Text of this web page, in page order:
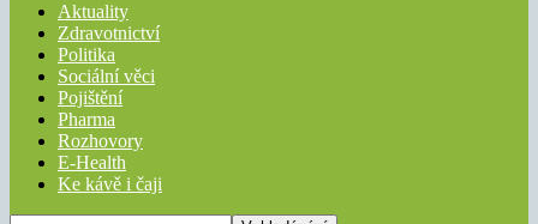
Aktuality
Zdravotnictví
Politika
Sociální věci
Pojištění
Pharma
Rozhovory
E-Health
Ke kávě i čaji